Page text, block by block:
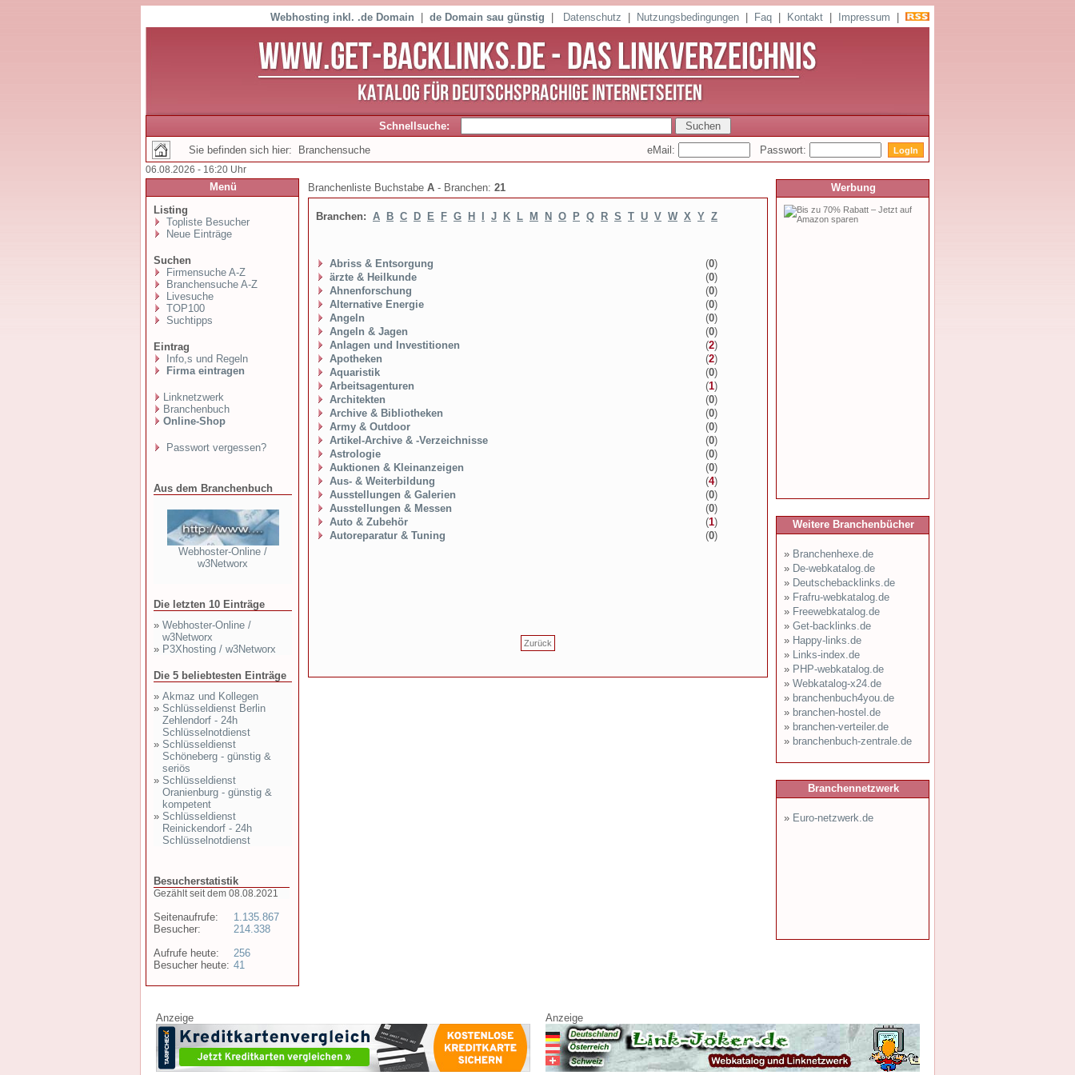
Webhosting inkl. .de Domain de Domain sau günstig Datenschutz Nutzungsbedingungen Faq Kontakt Impressum
Schnellsuche:
Sie befinden sich hier: Branchensuche
eMail: Passwort:
06.08.2026 - 16:20 Uhr
Menü
Listing
Topliste Besucher
Neue Einträge
Suchen
Firmensuche A-Z
Branchensuche A-Z
Livesuche
TOP100
Suchtipps
Eintrag
Info,s und Regeln
Firma eintragen
Linknetzwerk
Branchenbuch
Online-Shop
Passwort vergessen?
Aus dem Branchenbuch
Webhoster-Online /
w3Networx
Die letzten 10 Einträge
» Webhoster-Online /
w3Networx
» P3Xhosting / w3Networx
Die 5 beliebtesten Einträge
» Akmaz und Kollegen
» Schlüsseldienst Berlin
Zehlendorf - 24h
Schlüsselnotdienst
» Schlüsseldienst
Schöneberg - günstig &
seriös
» Schlüsseldienst
Oranienburg - günstig &
kompetent
» Schlüsseldienst
Reinickendorf - 24h
Schlüsselnotdienst
Besucherstatistik
Gezählt seit dem 08.08.2021
Seitenaufrufe:
Besucher:
Aufrufe heute:
Besucher heute:
1.135.867
214.338
256
41
Branchenliste Buchstabe A - Branchen: 21
Branchen: A B C D E F G H J K L M N O P Q R S T U V W X Y Z
Abriss & Entsorgung (0)
ärzte & Heilkunde
(0)
Ahnenforschung
(0)
Alternative Energie
(0)
Angeln
(0)
Angeln & Jagen
(0)
Anlagen und Investitionen
(2)
Apotheken
(2)
Aquaristik
(0)
Arbeitsagenturen
(1)
Architekten
(0)
Archive & Bibliotheken
(0)
Army & Outdoor
(0)
Artikel-Archive & -Verzeichnisse
(0)
Astrologie
(0)
Auktionen & Kleinanzeigen
(0)
Aus- & Weiterbildung
(4)
Ausstellungen & Galerien
(0)
Ausstellungen & Messen
(0)
Auto & Zubehör
(1)
Autoreparatur & Tuning
(0)
Zurück
Werbung
Weitere Branchenbücher
» Branchenhexe.de
» De-webkatalog.de
» Deutschebacklinks.de
» Frafru-webkatalog.de
» Freewebkatalog.de
» Get-backlinks.de
» Happy-links.de
» Links-index.de
» PHP-webkatalog.de
» Webkatalog-x24.de
» branchenbuch4you.de
» branchen-hostel.de
» branchen-verteiler.de
» branchenbuch-zentrale.de
Branchennetzwerk
» Euro-netzwerk.de
Anzeige Anzeige